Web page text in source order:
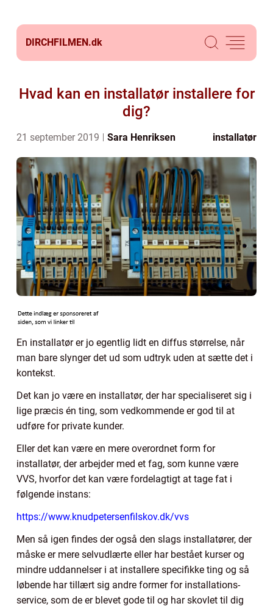
DIRCHFILMEN.dk
Hvad kan en installatør installere for
dig?
21 september 2019 Sara Henriksen installatør
En installatør er jo egentlig lidt en diffus størrelse, når
man bare slynger det ud som udtryk uden at sætte det i
kontekst.
Det kan jo være en installatør, der har specialiseret sig i
lige præcis én ting, som vedkommende er god til at
udføre for private kunder.
Eller det kan være en mere overordnet form for
installatør, der arbejder med et fag, som kunne være
VVS, hvorfor det kan være fordelagtigt at tage fat i
følgende instans:
https://www.knudpetersenfilskov.dk/vvs
Men så igen findes der også den slags installatører, der
måske er mere selvudlærte eller har bestået kurser og
mindre uddannelser i at installere specifikke ting og så
løbende har tillært sig andre former for installations-
service, som de er blevet gode til og har skovlet til dig